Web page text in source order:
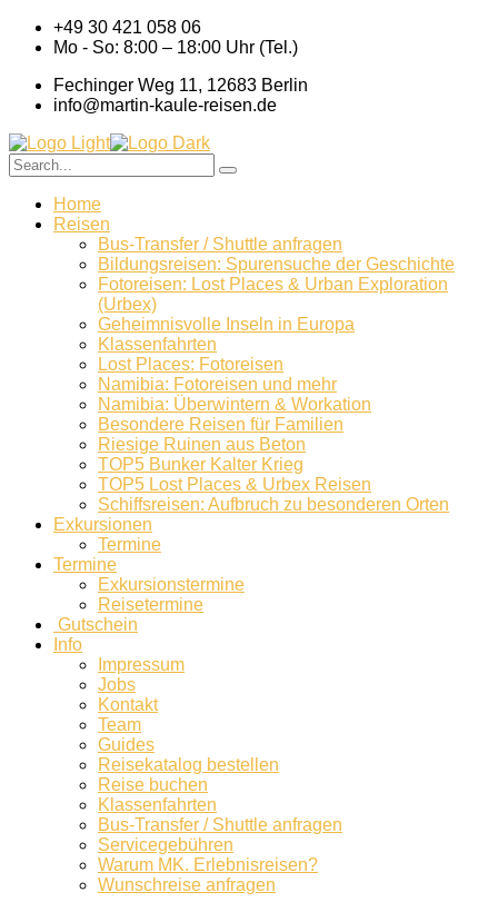
+49 30 421 058 06
Mo - So: 8:00 – 18:00 Uhr (Tel.)
Fechinger Weg 11, 12683 Berlin
info@martin-kaule-reisen.de
Home
Reisen
Bus-Transfer / Shuttle anfragen
Bildungsreisen: Spurensuche der Geschichte
Fotoreisen: Lost Places & Urban Exploration
(Urbex)
Geheimnisvolle Inseln in Europa
Klassenfahrten
Lost Places: Fotoreisen
Namibia: Fotoreisen und mehr
Namibia: Überwintern & Workation
Besondere Reisen für Familien
Riesige Ruinen aus Beton
TOP5 Bunker Kalter Krieg
TOP5 Lost Places & Urbex Reisen
Schiffsreisen: Aufbruch zu besonderen Orten
Exkursionen
Termine
Termine
Exkursionstermine
Reisetermine
Gutschein
Info
Impressum
Jobs
Kontakt
Team
Guides
Reisekatalog bestellen
Reise buchen
Klassenfahrten
Bus-Transfer / Shuttle anfragen
Servicegebühren
Warum MK. Erlebnisreisen?
Wunschreise anfragen